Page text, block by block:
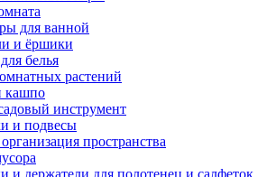
для ванной
и ёршики
белья
растений
кашпо
инструмент
и подвесы
пространства
и держатели для полотенец и салфеток